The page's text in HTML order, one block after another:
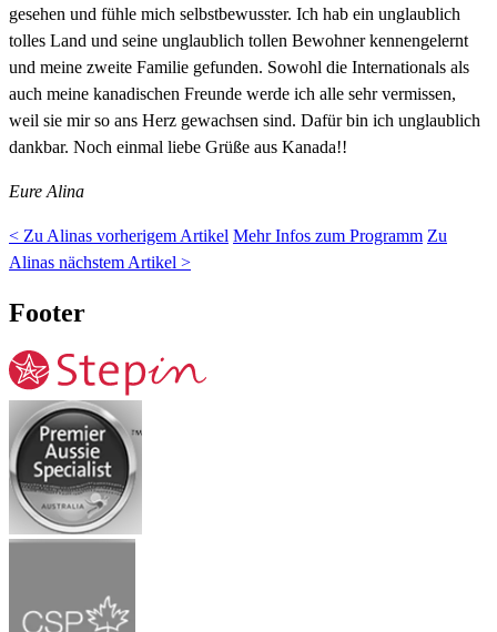
gesehen und fühle mich selbstbewusster. Ich hab ein unglaublich
tolles Land und seine unglaublich tollen Bewohner kennengelernt
und meine zweite Familie gefunden. Sowohl die Internationals als
auch meine kanadischen Freunde werde ich alle sehr vermissen,
weil sie mir so ans Herz gewachsen sind. Dafür bin ich unglaublich
dankbar. Noch einmal liebe Grüße aus Kanada!!
Eure Alina
< Zu Alinas vorherigem Artikel Mehr Infos zum Programm Zu
Alinas nächstem Artikel >
Footer